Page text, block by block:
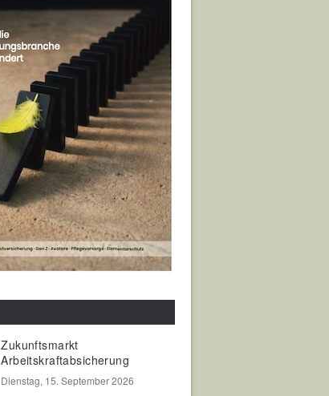
Zukunftsmarkt
Arbeitskraftabsicherung
Dienstag, 15. September 2026